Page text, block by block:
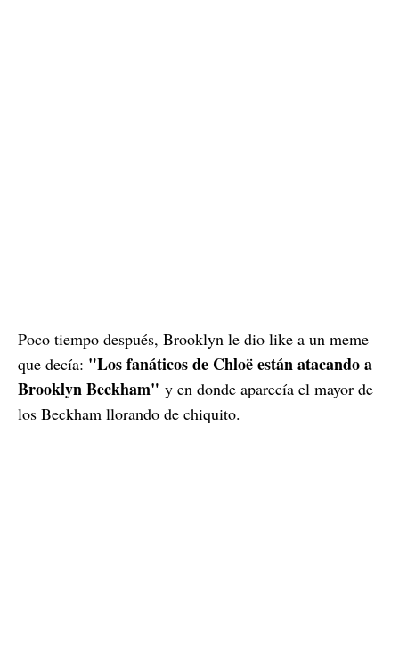
Poco tiempo después, Brooklyn le dio like a un meme
que decía: "Los fanáticos de Chloë están atacando a
Brooklyn Beckham" y en donde aparecía el mayor de
los Beckham llorando de chiquito.